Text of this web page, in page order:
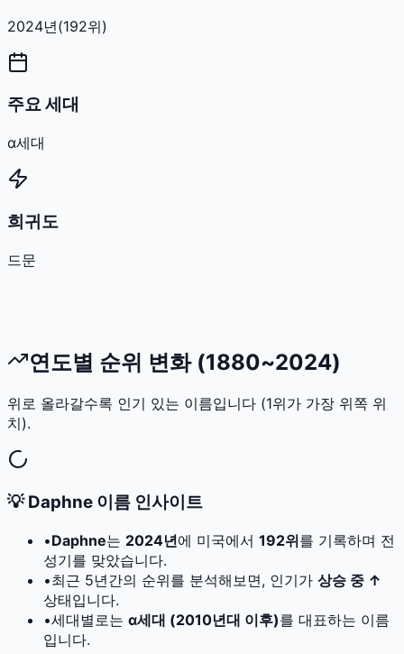
2024년(192위)
주요 세대
α세대
희귀도
드문
연도별 순위 변화 (1880~2024)
위로 올라갈수록 인기 있는 이름입니다 (1위가 가장 위쪽 위
치).
💡Daphne 이름 인사이트
•Daphne는 2024년에 미국에서 192위를 기록하며 전
성기를 맞았습니다.
•최근 5년간의 순위를 분석해보면, 인기가 상승 중 ↑
상태입니다.
•세대별로는 α세대 (2010년대 이후)를 대표하는 이름
입니다.